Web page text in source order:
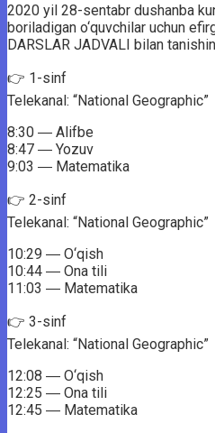
2020 yil 28-sentabr dushanba
boriladigan o‘quvchilar uchun
DARSLAR JADVALI bilan
👉 1-sinf
Telekanal: “National Geographic”
8:30 ― Alifbe
8:47 ― Yozuv
9:03 ― Matematika
👉 2-sinf
Telekanal: “National Geographic”
10:29 ― O‘qish
10:44 ― Ona tili
11:03 ― Matematika
👉 3-sinf
Telekanal: “National Geographic”
12:08 ― O‘qish
12:25 ― Ona tili
12:45 ― Matematika